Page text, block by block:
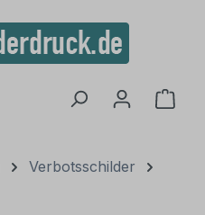
Verbotsschilder